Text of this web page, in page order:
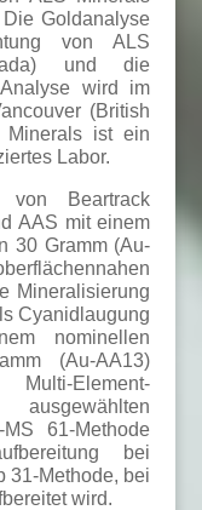
Goldanalyse
von ALS
und die
Analyse wird im
(British
Minerals ist ein
Labor.
von Beartrack
AAS mit einem
30 Gramm (Au-
Mineralisierung
Cyanidlaugung
nominellen
(Au-AA13)
Element-
61-Methode
bei
31-Methode, bei
wird.